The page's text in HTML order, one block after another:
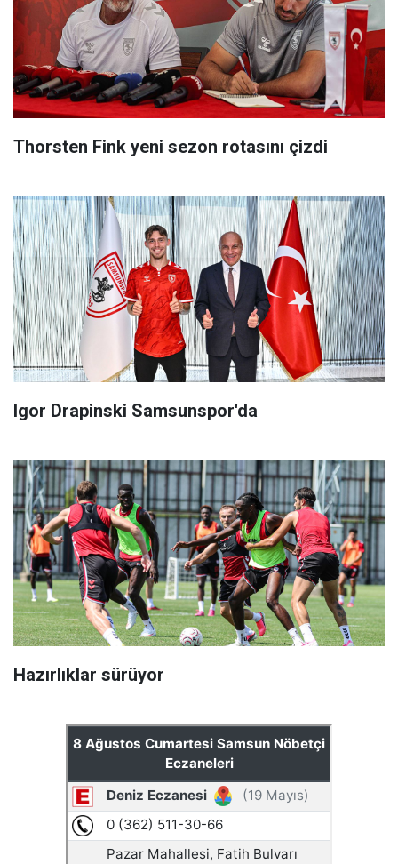
Thorsten Fink yeni sezon rotasını çizdi
Igor Drapinski Samsunspor'da
Hazırlıklar sürüyor